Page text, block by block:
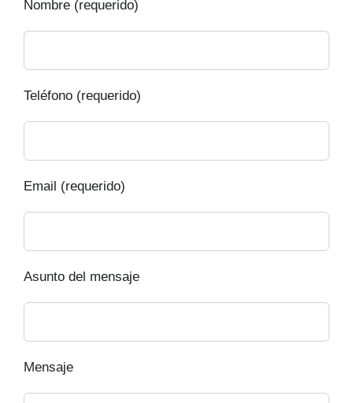
Nombre (requerido)
Teléfono (requerido)
Email (requerido)
Asunto del mensaje
Mensaje